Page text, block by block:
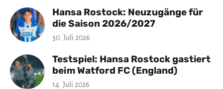
Hansa Rostock: Neuzugänge für
die Saison 2026/2027
30. Juli 2026
Testspiel: Hansa Rostock gastiert
beim Watford FC (England)
14. Juli 2026